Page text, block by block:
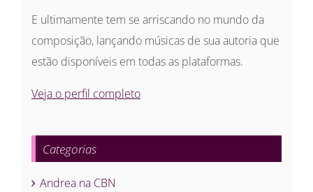
E ultimamente tem se arriscando no mundo da
composição, lançando músicas de sua autoria que
estão disponíveis em todas as plataformas.
Veja o perfil completo
Categorias
Andrea na CBN